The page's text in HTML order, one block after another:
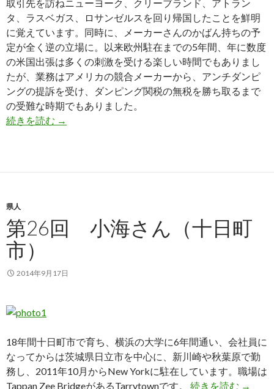
取引先を訪ねニューヨーク、クリーブランド、アトラン
タ、ラスベガス、ロサンゼルスを回り帰国したことを鮮明
に覚えています。同時に、メーカーさんのかばん持ちの予
定が全く逆の立場に。以来欧州駐在までの5年間、年に数度
の米国出張は多くの刺激を受ける楽しい時間でもありまし
たが、業務はアメリカの競合メーカーから、アンチダンピ
ングの提訴を受け、ダンピング関税の無税を勝ち取るまで
の受難な時期でもありました。
続きを読む 第27回 新保さん（新発田市）
→
県人
第26回 小海さん（十日町
市）
2014年9月17日
18年間十日町市で育ち、横浜の大学に6年間通い、会社員に
なってからは茨城県日立市を中心に、新川崎や秋葉原で勤
務し、2011年10月からNew Yorkに駐在しています。職場は
Tappan Zee BridgeがあるTarrytownです。 続きを読む 第26
→